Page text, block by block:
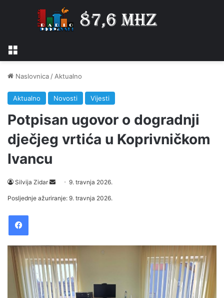
Naslovnica / Aktualno
Aktualno Novosti Vijesti
Potpisan ugovor o dogradnji
dječjeg vrtića u Koprivničkom
Ivancu
Silvija Zidar
e
m
a
i
9. travnja 2026.
Posljednje ažuriranje: 9. travnja 2026.